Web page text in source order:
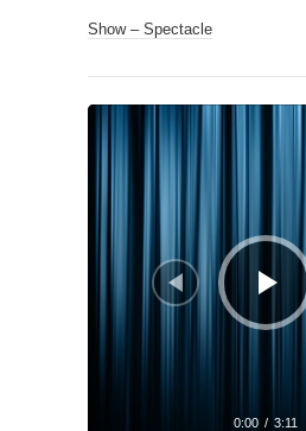
Show – Spectacle
Lecteur
0:00 / 3:11